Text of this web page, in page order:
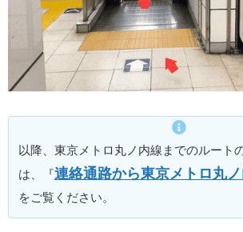
以降、東京メトロ丸ノ内線までのルート
は、『連絡通路から東京メトロ丸
をご覧ください。